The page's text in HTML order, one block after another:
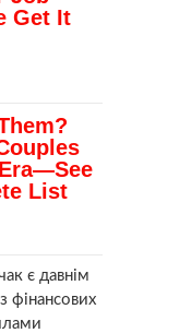
є давнім
фінансових